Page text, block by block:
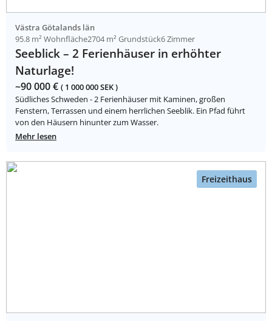
Västra Götalands län
95.8 m² Wohnfläche2704 m² Grundstück6 Zimmer
Seeblick – 2 Ferienhäuser in erhöhter
Naturlage!
~90 000 € ( 1 000 000 SEK )
Südliches Schweden - 2 Ferienhäuser mit Kaminen, großen
Fenstern, Terrassen und einem herrlichen Seeblik. Ein Pfad führt
von den Häusern hinunter zum Wasser.
Mehr lesen
Freizeithaus